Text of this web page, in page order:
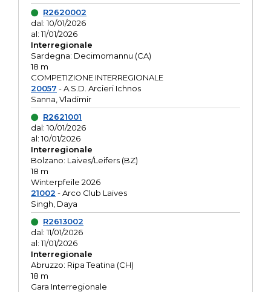
R2620002
dal: 10/01/2026
al: 11/01/2026
Interregionale
Sardegna: Decimomannu (CA)
18 m
COMPETIZIONE INTERREGIONALE
20057 - A.S.D. Arcieri Ichnos
Sanna, Vladimir
R2621001
dal: 10/01/2026
al: 10/01/2026
Interregionale
Bolzano: Laives/Leifers (BZ)
18 m
Winterpfeile 2026
21002 - Arco Club Laives
Singh, Daya
R2613002
dal: 11/01/2026
al: 11/01/2026
Interregionale
Abruzzo: Ripa Teatina (CH)
18 m
Gara Interregionale